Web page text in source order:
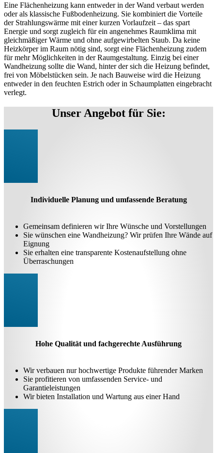
Eine Flächenheizung kann entweder in der Wand verbaut werden
oder als klassische Fußbodenheizung. Sie kombiniert die Vorteile
der Strahlungswärme mit einer kurzen Vorlaufzeit – das spart
Energie und sorgt zugleich für ein angenehmes Raumklima mit
gleichmäßiger Wärme und ohne aufgewirbelten Staub. Da keine
Heizkörper im Raum nötig sind, sorgt eine Flächenheizung zudem
für mehr Möglichkeiten in der Raumgestaltung. Einzig bei einer
Wandheizung sollte die Wand, hinter der sich die Heizung befindet,
frei von Möbelstücken sein. Je nach Bauweise wird die Heizung
entweder in den feuchten Estrich oder in Schaumplatten eingebracht
verlegt.
Unser Angebot für Sie:
Individuelle Planung und umfassende Beratung
Gemeinsam definieren wir Ihre Wünsche und Vorstellungen
Sie wünschen eine Wandheizung? Wir prüfen Ihre Wände auf
Eignung
Sie erhalten eine transparente Kostenaufstellung ohne
Überraschungen
Hohe Qualität und fachgerechte Ausführung
Wir verbauen nur hochwertige Produkte führender Marken
Sie profitieren von umfassenden Service- und
Garantieleistungen
Wir bieten Installation und Wartung aus einer Hand